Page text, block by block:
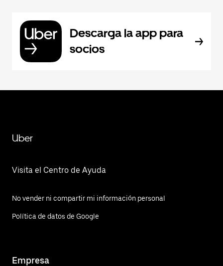
Descarga la app para
socios
Uber
Visita el Centro de Ayuda
No vender ni compartir mi información personal
Política de datos de Google
Empresa